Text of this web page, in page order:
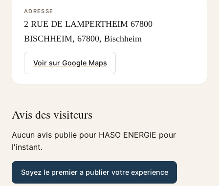
ADRESSE
2 RUE DE LAMPERTHEIM 67800
BISCHHEIM, 67800, Bischheim
Voir sur Google Maps
Avis des visiteurs
Aucun avis publie pour HASO ENERGIE pour
l'instant.
Soyez le premier a publier votre experience